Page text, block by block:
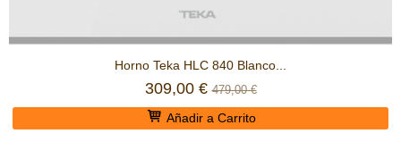
Horno Teka HLC 840 Blanco...
309,00 €479,00 €
Añadir a Carrito